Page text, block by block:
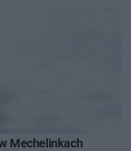
Mechelinkach